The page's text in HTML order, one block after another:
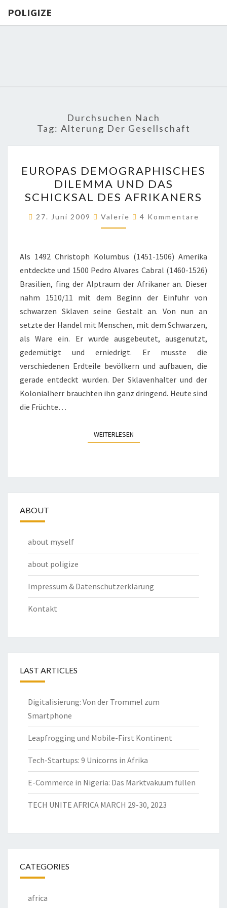
POLIGIZE
Durchsuchen Nach
Tag: Alterung Der Gesellschaft
DEMOGRAPHISCHES
DILEMMA
UND
DAS
SCHICKSAL
AFRIKANERS
EUROPAS DEMOGRAPHISCHES
DILEMMA UND DAS
SCHICKSAL DES AFRIKANERS
27. Juni 2009 Valerie Kommentare
4 Kommentare
Als 1492 Christoph Kolumbus (1451-1506) Amerika
entdeckte und 1500 Pedro Alvares Cabral (1460-1526)
Brasilien, fing der Alptraum der Afrikaner an. Dieser
nahm 1510/11 mit dem Beginn der Einfuhr von
schwarzen Sklaven seine Gestalt an. Von nun an
setzte der Handel mit Menschen, mit dem Schwarzen,
als Ware ein. Er wurde ausgebeutet, ausgenutzt,
gedemütigt und erniedrigt. Er musste die
verschiedenen Erdteile bevölkern und aufbauen, die
gerade entdeckt wurden. Der Sklavenhalter und der
Kolonialherr brauchten ihn ganz dringend. Heute sind
die Früchte…
WEITERLESENWEITERLESEN
ABOUT
about myself
about poligize
Impressum & Datenschutzerklärung
Kontakt
LAST ARTICLES
Digitalisierung: Von der Trommel zum
Smartphone
Leapfrogging und Mobile-First Kontinent
Tech-Startups: 9 Unicorns in Afrika
E-Commerce in Nigeria: Das Marktvakuum füllen
TECH UNITE AFRICA MARCH 29-30, 2023
CATEGORIES
africa